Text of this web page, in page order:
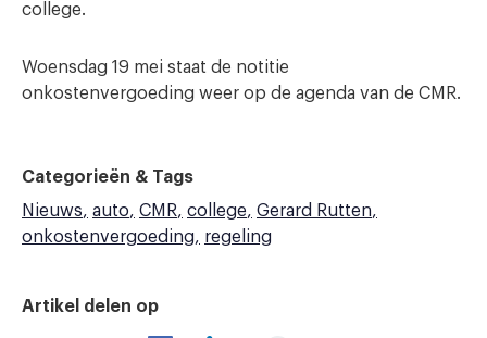
college.
Woensdag 19 mei staat de notitie
onkostenvergoeding weer op de agenda van de CMR.
Categorieën & Tags
Nieuws
auto CMR college
Gerard Rutten
onkostenvergoeding
regeling
Artikel delen op